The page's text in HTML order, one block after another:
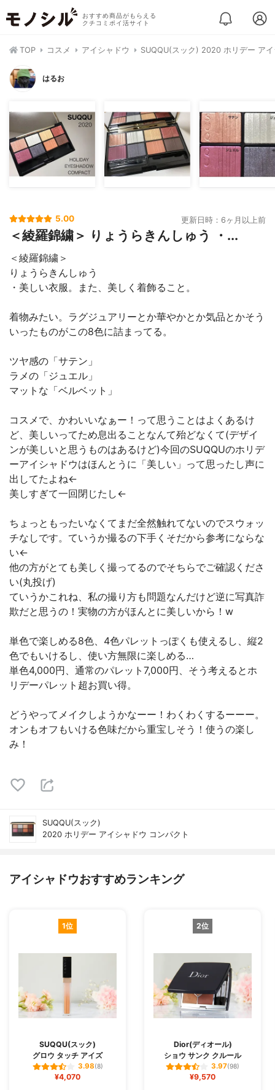
おすすめ商品がもらえる
クチコミポイ活サイト
TOP コスメ アイシャドウ SUQQU(スック) 2020 ホリデー ア
はるお
5.00 更新日時：6ヶ月以上前
＜綾羅錦繍＞ りょうらきんしゅう ・...
＜綾羅錦繍＞
りょうらきんしゅう
・美しい衣服。また、美しく着飾ること。
着物みたい。ラグジュアリーとか華やかとか気品とかそう
いったものがこの8色に詰まってる。
ツヤ感の「サテン」
ラメの「ジュエル」
マットな「ベルベット」
コスメで、かわいいなぁー！って思うことはよくあるけ
ど、美しいってため息出ることなんて殆どなくて(デザイ
ンが美しいと思うものはあるけど)今回のSUQQUのホリデ
ーアイシャドウはほんとうに「美しい」って思ったし声に
出してたよね←
美しすぎて一回閉じたし←
ちょっともったいなくてまだ全然触れてないのでスウォッ
チなしです。ていうか撮るの下手くそだから参考にならな
い←
他の方がとても美しく撮ってるのでそちらでご確認くださ
い(丸投げ)
ていうかこれね、私の撮り方も問題なんだけど逆に写真詐
欺だと思うの！実物の方がほんとに美しいから！w
単色で楽しめる8色、4色パレットっぽくも使えるし、縦2
色でもいけるし、使い方無限に楽しめる…
単色4,000円、通常のパレット7,000円、そう考えるとホ
リデーパレット超お買い得。
どうやってメイクしようかなーー！わくわくするーーー。
オンもオフもいける色味だから重宝しそう！使うの楽し
み！
SUQQU(スック)
2020 ホリデー アイシャドウ コンパクト
アイシャドウおすすめランキング
1位
SUQQU(スック)
グロウ タッチ アイズ
3.98(8)
¥4,070
2位
Dior(ディオール)
ショウ サンク クルール
3.97(98)
¥9,570